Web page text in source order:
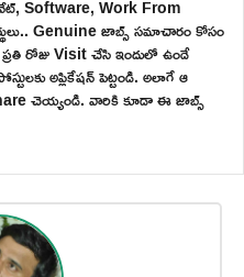
Software, Work From
Genuine జాబ్స్ సమాచారం కోసం
రోజు Visit చేసి ఇందులో ఉండే
అప్లికేషన్ పెట్టండి. అలాగే ఆ
చెయ్యండి. వారికి కూడా ఈ జాబ్స్